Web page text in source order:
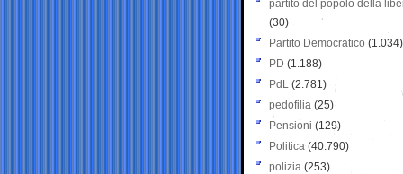
partito del popolo della
(30)
Partito Democratico (1.034)
PD (1.188)
PdL (2.781)
pedofilia (25)
Pensioni (129)
Politica (40.790)
polizia (253)